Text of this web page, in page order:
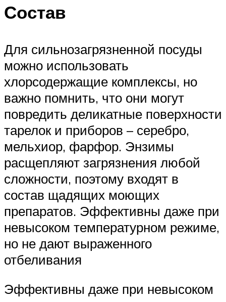
Состав
Для сильнозагрязненной посуды
можно использовать
хлорсодержащие комплексы, но
важно помнить, что они могут
повредить деликатные поверхности
тарелок и приборов – серебро,
мельхиор, фарфор. Энзимы
расщепляют загрязнения любой
сложности, поэтому входят в
состав щадящих моющих
препаратов. Эффективны даже при
невысоком температурном режиме,
но не дают выраженного
отбеливания
Эффективны даже при невысоком